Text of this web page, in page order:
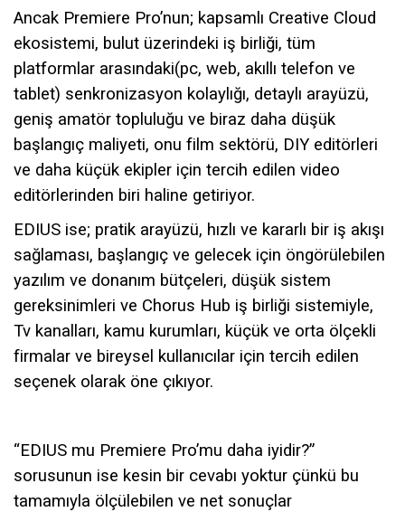
Ancak Premiere Pro’nun; kapsamlı Creative Cloud
ekosistemi, bulut üzerindeki iş birliği, tüm
platformlar arasındaki(pc, web, akıllı telefon ve
tablet) senkronizasyon kolaylığı, detaylı arayüzü,
geniş amatör topluluğu ve biraz daha düşük
başlangıç ​​maliyeti, onu film sektörü, DIY editörleri
ve daha küçük ekipler için tercih edilen video
editörlerinden biri haline getiriyor.
EDIUS ise; pratik arayüzü, hızlı ve kararlı bir iş akışı
sağlaması, başlangıç ve gelecek için öngörülebilen
yazılım ve donanım bütçeleri, düşük sistem
gereksinimleri ve Chorus Hub iş birliği sistemiyle,
Tv kanalları, kamu kurumları, küçük ve orta ölçekli
firmalar ve bireysel kullanıcılar için tercih edilen
seçenek olarak öne çıkıyor.
“EDIUS mu Premiere Pro’mu daha iyidir?”
sorusunun ise kesin bir cevabı yoktur çünkü bu
tamamıyla ölçülebilen ve net sonuçlar